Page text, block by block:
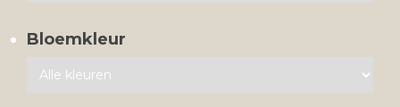
Bloemkleur